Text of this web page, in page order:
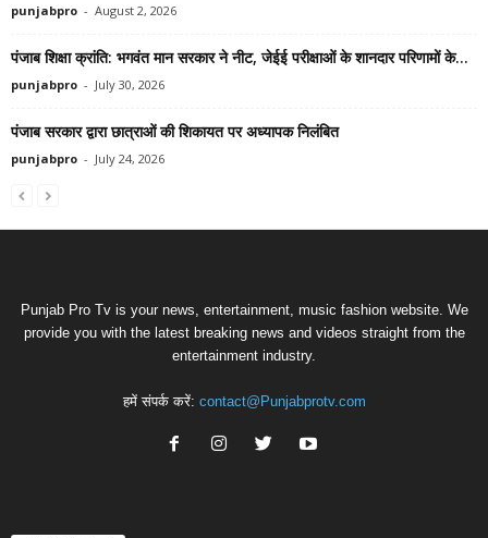
punjabpro - August 2, 2026
पंजाब शिक्षा क्रांति: भगवंत मान सरकार ने नीट, जेईई परीक्षाओं के शानदार परिणामों के...
punjabpro - July 30, 2026
पंजाब सरकार द्वारा छात्राओं की शिकायत पर अध्यापक निलंबित
punjabpro - July 24, 2026
Punjab Pro Tv is your news, entertainment, music fashion website. We
provide you with the latest breaking news and videos straight from the
entertainment industry.
हमें संपर्क करें: contact@Punjabprotv.com